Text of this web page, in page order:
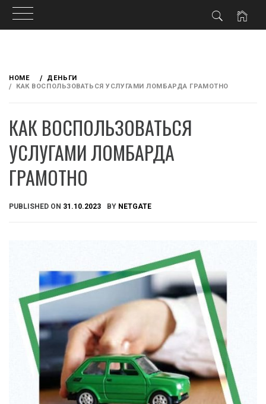
content
HOME
ДЕНЬГИ
КАК ВОСПОЛЬЗОВАТЬСЯ УСЛУГАМИ ЛОМБАРДА ГРАМОТНО
КАК ВОСПОЛЬЗОВАТЬСЯ
УСЛУГАМИ ЛОМБАРДА
ГРАМОТНО
PUBLISHED ON 31.10.2023 BY NETGATE